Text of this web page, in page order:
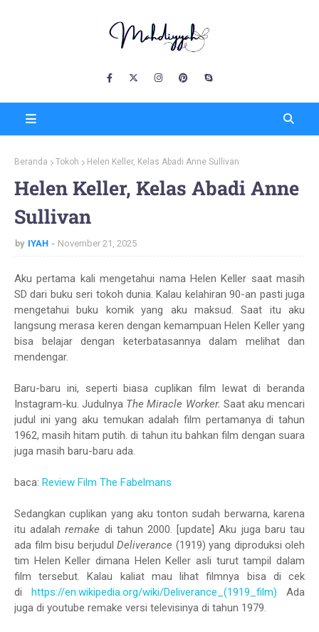
Beranda Tokoh Helen Keller, Kelas Abadi Anne Sullivan
Helen Keller, Kelas Abadi Anne
Sullivan
by IYAH November 21, 2025
Aku pertama kali mengetahui nama Helen Keller saat masih
SD dari buku seri tokoh dunia. Kalau kelahiran 90-an pasti juga
mengetahui buku komik yang aku maksud. Saat itu aku
langsung merasa keren dengan kemampuan Helen Keller yang
bisa belajar dengan keterbatasannya dalam melihat dan
mendengar.
Baru-baru ini, seperti biasa cuplikan film lewat di beranda
Instagram-ku. Judulnya The Miracle Worker. Saat aku mencari
judul ini yang aku temukan adalah film pertamanya di tahun
1962, masih hitam putih. di tahun itu bahkan film dengan suara
juga masih baru-baru ada.
baca: Review Film The Fabelmans
Sedangkan cuplikan yang aku tonton sudah berwarna, karena
itu adalahremake di tahun 2000. [update] Aku juga baru tau
ada film bisu berjudul Deliverance (1919) yang diproduksi oleh
tim Helen Keller dimana Helen Keller asli turut tampil dalam
film tersebut. Kalau kaliat mau lihat filmnya bisa di cek
di https://en.wikipedia.org/wiki/Deliverance_(1919_film) Ada
juga di youtube remake versi televisinya di tahun 1979.